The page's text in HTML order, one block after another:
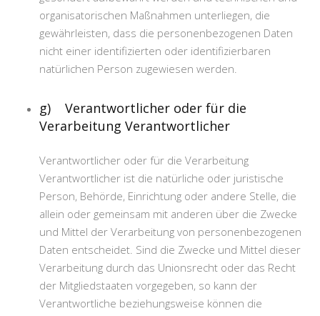
organisatorischen Maßnahmen unterliegen, die
gewährleisten, dass die personenbezogenen Daten
nicht einer identifizierten oder identifizierbaren
natürlichen Person zugewiesen werden.
g) Verantwortlicher oder für die
Verarbeitung Verantwortlicher
Verantwortlicher oder für die Verarbeitung
Verantwortlicher ist die natürliche oder juristische
Person, Behörde, Einrichtung oder andere Stelle, die
allein oder gemeinsam mit anderen über die Zwecke
und Mittel der Verarbeitung von personenbezogenen
Daten entscheidet. Sind die Zwecke und Mittel dieser
Verarbeitung durch das Unionsrecht oder das Recht
der Mitgliedstaaten vorgegeben, so kann der
Verantwortliche beziehungsweise können die